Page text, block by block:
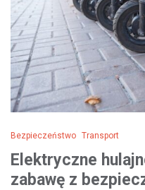
Bezpieczeństwo Transport
Elektryczne
zabawę z